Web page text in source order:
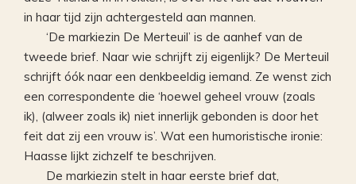
in haar tijd zijn achtergesteld aan mannen.
‘De markiezin De Merteuil’ is de aanhef van de
tweede brief. Naar wie schrijft zij eigenlijk? De Merteuil
schrijft óók naar een denkbeeldig iemand. Ze wenst zich
een correspondente die ‘hoewel geheel vrouw (zoals
ik), (alweer zoals ik) niet innerlijk gebonden is door het
feit dat zij een vrouw is’. Wat een humoristische ironie:
Haasse lijkt zichzelf te beschrijven.
De markiezin stelt in haar eerste brief dat,